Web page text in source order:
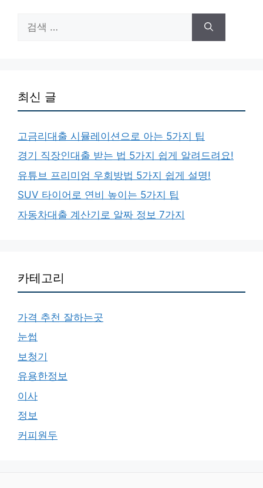
색:
최신 글
고금리대출 시뮬레이션으로 아는 5가지 팁
경기 직장인대출 받는 법 5가지 쉽게 알려드려요!
유튜브 프리미엄 우회방법 5가지 쉽게 설명!
SUV 타이어로 연비 높이는 5가지 팁
자동차대출 계산기로 알짜 정보 7가지
카테고리
가격 추천 잘하는곳
눈썹
보청기
유용한정보
이사
정보
커피원두